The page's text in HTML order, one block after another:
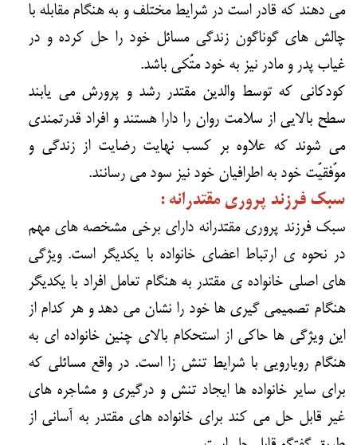
می دهند که قادر است در شرایط مختلف و به هنگام مقابله با
چالش های گوناگون زندگی مسائل خود را حل کرده و در
غیاب پدر و مادر نیز به خود متّکی باشد.
کودکانی که توسط والدین مقتدر رشد و پرورش می یابند
سطح بالایی از سلامت روان را دارا هستند و افراد قدرتمندی
می شوند که علاوه بر کسب نهایت رضایت از زندگی و
موّفقیّت خود به اطرافیان خود نیز سود می رسانند.
سبک فرزند پروری مقتدرانه :
سبک فرزند پروری مقتدرانه دارای برخی مشخصه های مهم
در نحوه ی ارتباط اعضای خانواده با یکدیگر است. ویژگی
های اصلی خانواده ی مقتدر به هنگام تعامل افراد با یکدیگر
هنگام تصمیمی گیری ها خود را نشان می دهد و هر کدام از
این ویژگی ها حاکی از استحکام بالای چنین خانواده ای به
هنگام رویارویی با شرایط تنش زا است. در واقع مسائلی که
برای سایر خانواده ها ایجاد تنش و درگیری و مشاجره های
غیر قابل حل می کند برای خانواده های مقتدر به آسانی از